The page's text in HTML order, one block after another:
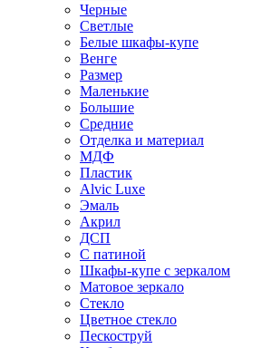
Черные
Светлые
Белые шкафы-купе
Венге
Размер
Маленькие
Большие
Средние
Отделка и материал
МДФ
Пластик
Alvic Luxe
Эмаль
Акрил
ДСП
С патиной
Шкафы-купе с зеркалом
Матовое зеркало
Стекло
Цветное стекло
Пескоструй